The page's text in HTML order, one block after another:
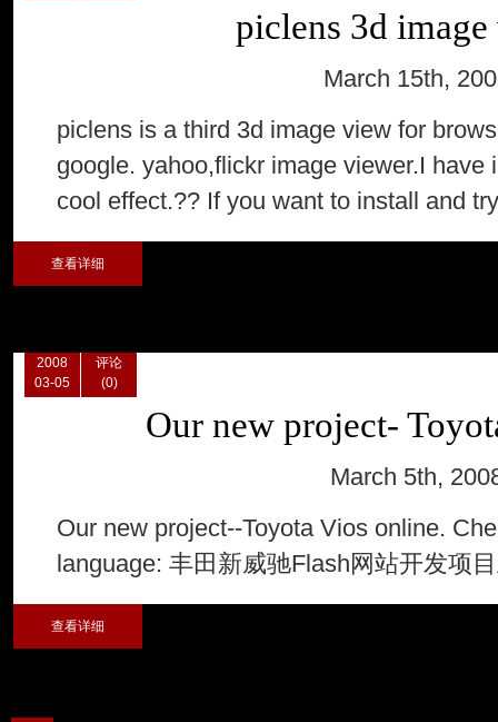
piclens 3d
March 15th,
piclens is a third 3d image view for
google. yahoo,flickr image viewer.I have
cool effect.?? If you want to install and
查看详细
2008
03-05
评论
(0)
Our new project-
March 5th,
Our new project--Toyota Vios online.
language: 丰田新威驰Flash网站开发项
查看详细